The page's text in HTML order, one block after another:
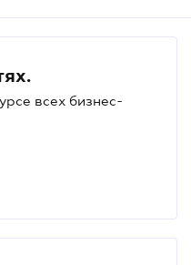
всех бизнес-